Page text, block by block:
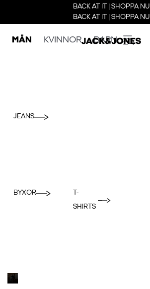
BACK AT IT | SHOPPA NU
BACK AT IT | SHOPPA NU
MÄN KVINNOR BARN
JEANS
BYXOR
T-
SHIRTS